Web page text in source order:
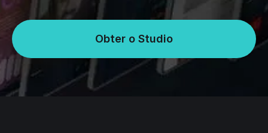
Obter o Studio